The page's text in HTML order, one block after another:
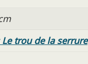
trou de la serrure